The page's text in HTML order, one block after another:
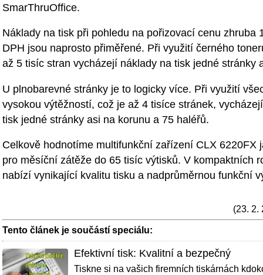
SmarThruOffice.
Náklady na tisk při pohledu na pořizovací cenu zhruba
DPH jsou naprosto přiměřené. Při využití černého
až 5 tisíc stran vycházejí náklady na tisk jedné stránky
U plnobarevné stránky je to logicky více. Při využití
vysokou výtěžností, což je až 4 tisíce stránek,
tisk jedné stránky asi na korunu a 75 haléřů.
Celkově hodnotíme multifunkční zařízení CLX 6220FX
pro měsíční zátěže do 65 tisíc výtisků. V kompaktních
nabízí vynikající kvalitu tisku a nadprůměrnou funkční
(23. 2.
Tento článek je součástí speciálu:
Efektivní tisk: Kvalitní a bezpečný
Tiskne si na vašich firemních tiskárnách